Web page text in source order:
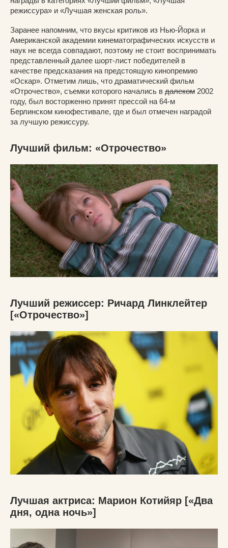
режиссура» и «Лучшая женская роль».
Заранее напомним, что вкусы критиков из Нью-Йорка и
Американской академии кинематографических искусств и
наук не всегда совпадают, поэтому не стоит воспринимать
представленный далее шорт-лист победителей в
качестве предсказания на предстоящую кинопремию
«Оскар». Отметим лишь, что драматический фильм
«Отрочество», съемки которого начались в далеком 2002
году, был восторженно принят прессой на 64-м
Берлинском кинофестивале, где и был отмечен наградой
за лучшую режиссуру.
Лучший фильм: «Отрочество»
Лучший режиссер: Ричард Линклейтер
[«Отрочество»]
Лучшая актриса: Марион Котийяр [«Два
дня, одна ночь»]